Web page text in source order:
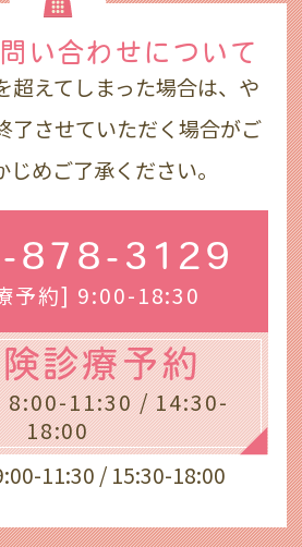
い合わせ について
超えてしまった場合は、や
了させていただく場合がご
めご了承ください。
878-3129
予約] 9:00-18:30
診療予約
8:00-11:30 / 14:30-
18:00
11:30 / 15:30-18:00